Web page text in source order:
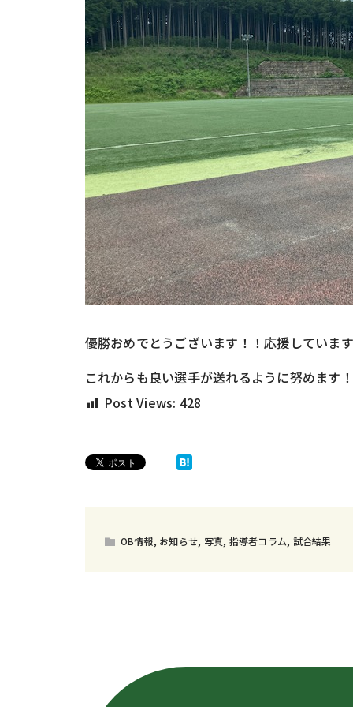
優勝おめでとうございます！！応援していま
これからも良い選手が送れるように努めます！
Post Views: 428
OB情報, お知らせ, 写真, 指導者コラム, 試合結果